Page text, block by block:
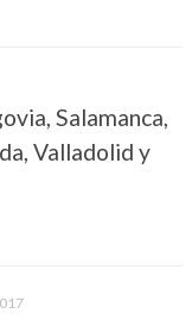
Salamanca,
Valladolid y